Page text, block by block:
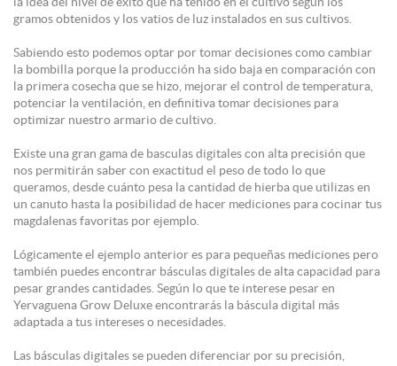
gramos obtenidos y los vatios de luz instalados en sus cultivos.
Sabiendo esto podemos optar por tomar decisiones como cambiar
la bombilla porque la producción ha sido baja en comparación con
la primera cosecha que se hizo, mejorar el control de temperatura,
potenciar la ventilación, en definitiva tomar decisiones para
optimizar nuestro armario de cultivo.
Existe una gran gama de basculas digitales con alta precisión que
nos permitirán saber con exactitud el peso de todo lo que
queramos, desde cuánto pesa la cantidad de hierba que utilizas en
un canuto hasta la posibilidad de hacer mediciones para cocinar tus
magdalenas favoritas por ejemplo.
Lógicamente el ejemplo anterior es para pequeñas mediciones pero
también puedes encontrar básculas digitales de alta capacidad para
pesar grandes cantidades. Según lo que te interese pesar en
Yervaguena Grow Deluxe encontrarás la báscula digital más
adaptada a tus intereses o necesidades.
Las básculas digitales se pueden diferenciar por su precisión,